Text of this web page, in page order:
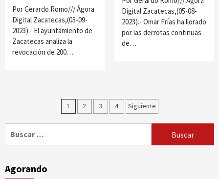
Por Gerardo Romo/// Ágora
Digital Zacatecas,(05-09-
2023).- El ayuntamiento de
Zacatecas analiza la
revocación de 200…
Digital Zacatecas,(05-08-
2023).- Omar Frías ha llorado
por las derrotas continuas
de…
Paginación
de
entradas
1 2 3 4 Siguiente
Agorando